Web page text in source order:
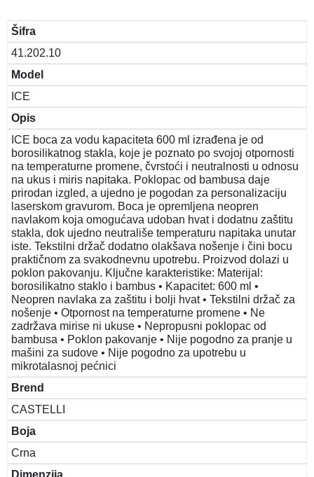
Šifra
41.202.10
Model
ICE
Opis
ICE boca za vodu kapaciteta 600 ml izrađena je od
borosilikatnog stakla, koje je poznato po svojoj otpornosti
na temperaturne promene, čvrstoći i neutralnosti u odnosu
na ukus i miris napitaka. Poklopac od bambusa daje
prirodan izgled, a ujedno je pogodan za personalizaciju
laserskom gravurom. Boca je opremljena neopren
navlakom koja omogućava udoban hvat i dodatnu zaštitu
stakla, dok ujedno neutrališe temperaturu napitaka unutar
iste. Tekstilni držač dodatno olakšava nošenje i čini bocu
praktičnom za svakodnevnu upotrebu. Proizvod dolazi u
poklon pakovanju. Ključne karakteristike: Materijal:
borosilikatno staklo i bambus • Kapacitet: 600 ml •
Neopren navlaka za zaštitu i bolji hvat • Tekstilni držač za
nošenje • Otpornost na temperaturne promene • Ne
zadržava mirise ni ukuse • Nepropusni poklopac od
bambusa • Poklon pakovanje • Nije pogodno za pranje u
mašini za sudove • Nije pogodno za upotrebu u
mikrotalasnoj pećnici
Brend
CASTELLI
Boja
Crna
Dimenzija